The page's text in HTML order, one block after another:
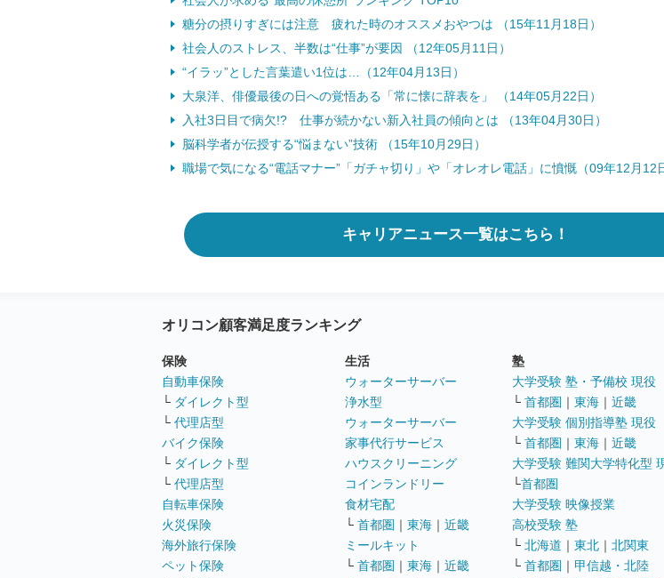
糖分の摂りすぎには注意 疲れた時のオススメおやつは （15年11月18日）
社会人のストレス、半数は“仕事”が要因 （12年05月11日）
“イラッ”とした言葉遣い1位は…（12年04月13日）
大泉洋、俳優最後の日への覚悟ある「常に懐に辞表を」 （14年05月22日）
入社3日目で病欠!? 仕事が続かない新入社員の傾向とは （13年04月30日）
脳科学者が伝授する“悩まない”技術 （15年10月29日）
職場で気になる“電話マナー”「ガチャ切り」や「オレオレ電話」に憤慨（09年12月12
キャリアニュース一覧はこちら！
オリコン顧客満足度ランキング
保険
自動車保険
└ ダイレクト型
└ 代理店型
バイク保険
└ ダイレクト型
└ 代理店型
自転車保険
火災保険
海外旅行保険
ペット保険
生活
ウォーターサーバー
浄水型
ウォーターサーバー
家事代行サービス
ハウスクリーニング
コインランドリー
食材宅配
└ 首都圏 ｜ 東海 ｜ 近畿
ミールキット
└ 首都圏 ｜ 東海 ｜ 近畿
塾
大学受験 塾・予備校 現役
└ 首都圏 ｜ 東海 ｜ 近畿
大学受験 個別指導塾 現役
└ 首都圏 ｜ 東海 ｜ 近畿
大学受験 難関大学特化型
└首都圏
大学受験 映像授業
高校受験 塾
└ 北海道 ｜ 東北 ｜ 北関東
└ 首都圏 ｜ 甲信越・北陸